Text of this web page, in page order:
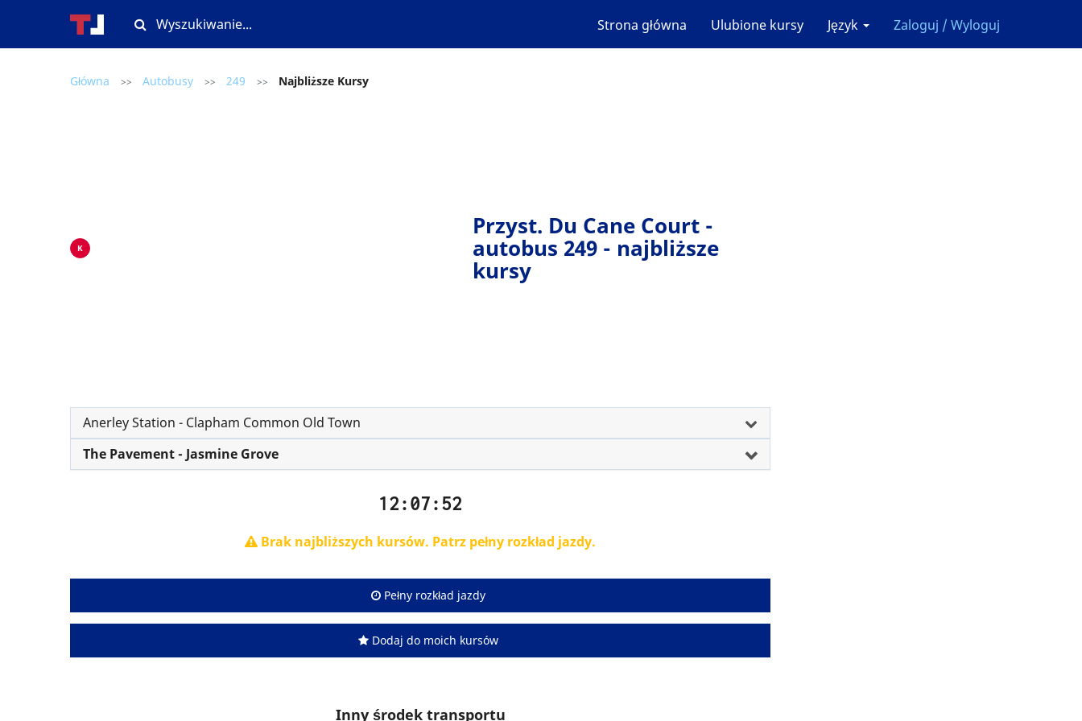
Strona główna Ulubione kursy Język Zaloguj / Wyloguj
Główna >> Autobusy >> 249 >> Najbliższe Kursy
K
Przyst. Du Cane Court -
autobus 249 - najbliższe
kursy
Anerley Station - Clapham Common Old Town
The Pavement - Jasmine Grove
12:07:52
Brak najbliższych kursów. Patrz pełny rozkład jazdy.
Pełny rozkład jazdy
Dodaj do moich kursów
Inny środek transportu